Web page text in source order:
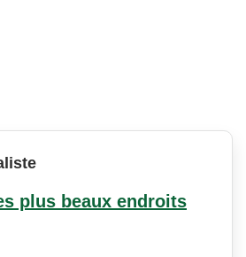
plus beaux endroits